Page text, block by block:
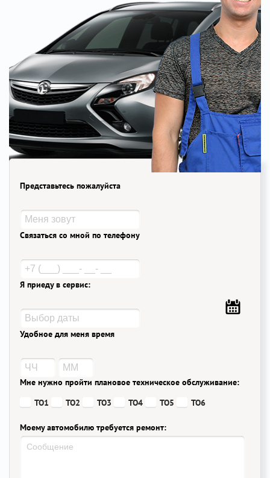
Представьтесь пожалуйста
Связаться со мной по телефону
Я приеду в сервис:
Удобное для меня время
Мне нужно пройти плановое техническое обслуживание:
ТО1
ТО2 ТО3 ТО4 ТО5 ТО6
Моему автомобилю требуется ремонт: